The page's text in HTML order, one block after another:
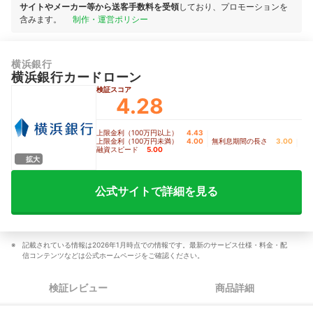
サイトやメーカー等から送客手数料を受領しており、プロモーションを
含みます。
制作・運営ポリシー
横浜銀行
横浜銀行カードローン
拡大
検証スコア
4.28
上限金利（100万円以上） 4.43
上限金利（100万円未満） 4.00 無利息期間の長さ 3.00
融資スピード 5.00
公式サイトで詳細を見る
記載されている情報は2026年1月時点での情報です。最新のサービス仕様・料金・配
信コンテンツなどは公式ホームページをご確認ください。
検証レビュー 商品詳細